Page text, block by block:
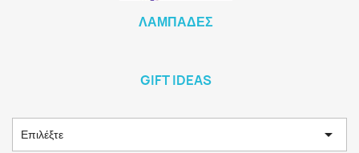
ΛΑΜΠΆΔΕΣ
GIFT IDEAS
Επιλέξτε 